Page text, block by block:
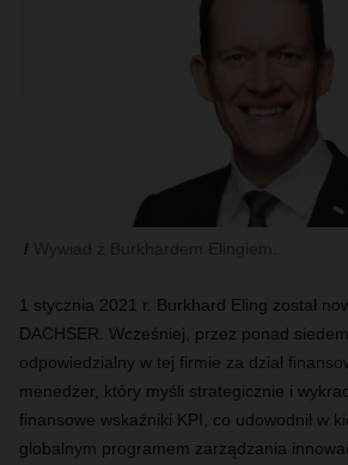
1 stycznia 2021 r. Burkhard Eling został
DACHSER. Wcześniej, przez ponad
odpowiedzialny w tej firmie za dział
menedżer, który myśli strategicznie i
finansowe wskaźniki KPI, co udowodnił w
globalnym programem zarządzania